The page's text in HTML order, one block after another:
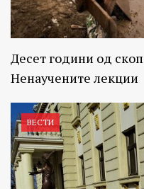
Десет години од
Ненаучените лекции
ВЕСТИ